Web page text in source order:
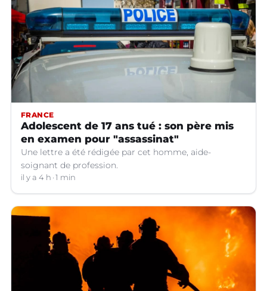
FRANCE
Adolescent de 17 ans tué : son père mis
en examen pour "assassinat"
Une lettre a été rédigée par cet homme, aide-
soignant de profession.
il y a 4 h 1 min